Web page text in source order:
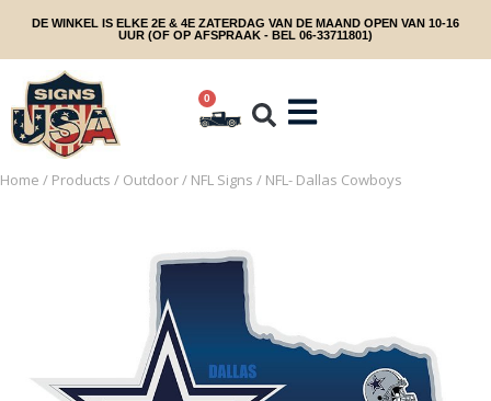
DE WINKEL IS ELKE 2E & 4E ZATERDAG VAN DE MAAND OPEN VAN 10-16
UUR (OF OP AFSPRAAK - BEL 06-33711801)
0
Home / Products / Outdoor/ NFL Signs / NFL- Dallas Cowboys